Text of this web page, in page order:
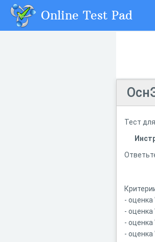
Online Test Pad
Тест
-
-
-
-